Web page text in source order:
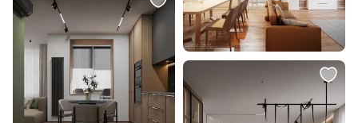
113 461 ₽
Шкаф навесной Stanles Комбо
BD-2993639
В корзину
8 390 ₽
Подвесной светильник Citilux
Томми CL102033
В корзину